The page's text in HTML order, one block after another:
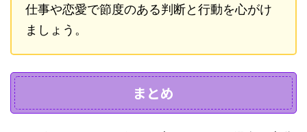
仕事や恋愛で節度のある判断と行動を心がけ
ましょう。
まとめ